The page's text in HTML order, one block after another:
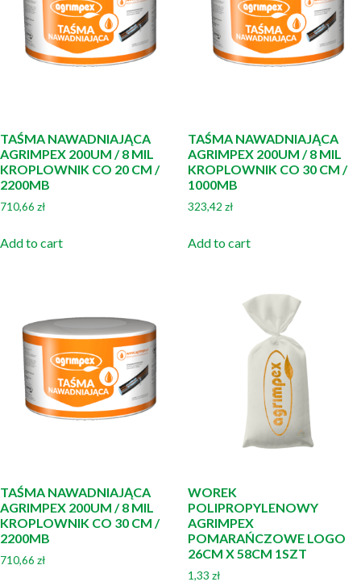
TAŚMA NAWADNIAJĄCA
AGRIMPEX 200UM / 8 MIL
KROPLOWNIK CO 20 CM /
2200MB
710,66 zł
Add to cart
TAŚMA NAWADNIAJĄCA
AGRIMPEX 200UM / 8 MIL
KROPLOWNIK CO 30 CM /
1000MB
323,42 zł
Add to cart
TAŚMA NAWADNIAJĄCA
AGRIMPEX 200UM / 8 MIL
KROPLOWNIK CO 30 CM /
2200MB
710,66 zł
WOREK
POLIPROPYLENOWY
AGRIMPEX
POMARAŃCZOWE LOGO
26CM X 58CM 1SZT
1,33 zł